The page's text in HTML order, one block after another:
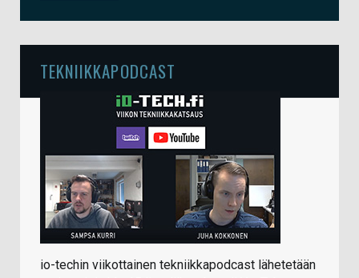
TEKNIIKKAPODCAST
io-techin viikottainen tekniikkapodcast lähetetään